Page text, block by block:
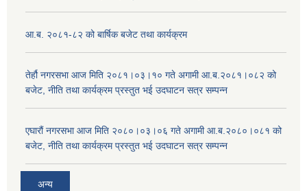
आ.ब. २०८१-८२ को बार्षिक बजेट तथा कार्यक्रम
तेर्हौ नगरसभा आज मिति २०८१।०३।१० गते अगामी आ.ब.२०८१।०८२ को
बजेट, नीति तथा कार्यक्रम प्रस्तुत भई उदघाटन सत्र सम्पन्न
एघारौं नगरसभा आज मिति २०८०।०३।०६ गते अगामी आ.ब.२०८०।०८१ को
बजेट, नीति तथा कार्यक्रम प्रस्तुत भई उदघाटन सत्र सम्पन्न
अन्य